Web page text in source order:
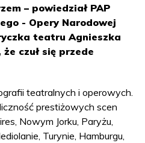
– powiedział PAP
- Opery Narodowej
teatru Agnieszka
czuł się przede
teatralnych i operowych.
prestiżowych scen
Nowym Jorku, Paryżu,
Turynie, Hamburgu,